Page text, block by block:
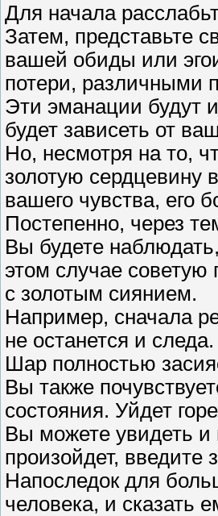
Для начала
Затем, представьте
вашей обиды или
потери, различными
Эти эманации будут
будет зависеть от
Но, несмотря на то,
золотую сердцевину
вашего чувства, его
Постепенно, через
Вы будете
этом случае советую
с золотым сиянием.
Например, сначала
не останется и следа.
Шар полностью
Вы также
состояния. Уйдет
Вы можете увидеть и
произойдет, введите
Напоследок для
человека, и сказать